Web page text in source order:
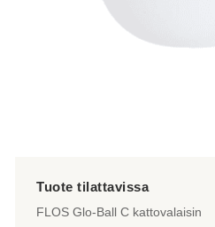
FLOS Glo-Ball C kattovalaisin